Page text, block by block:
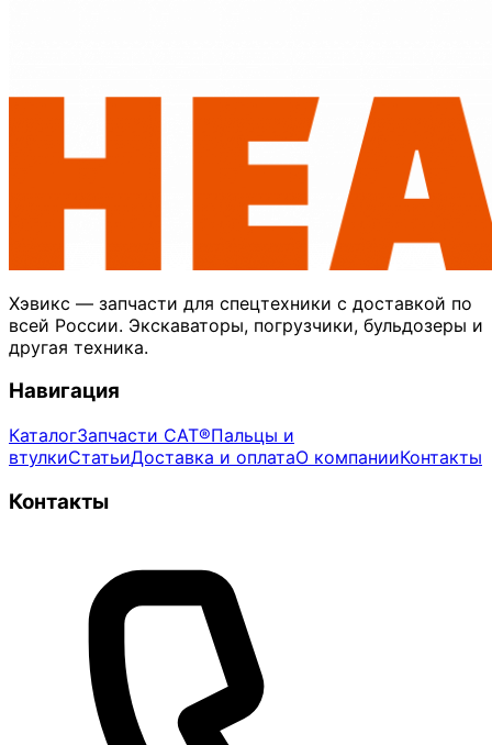
Хэвикс — запчасти для спецтехники с доставкой по
всей России. Экскаваторы, погрузчики, бульдозеры и
другая техника.
Навигация
КаталогЗапчасти CAT®Пальцы и
втулкиСтатьиДоставка и оплатаО компанииКонтакты
Контакты